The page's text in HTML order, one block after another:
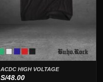
ACDC HIGH VOLTAGE
S/48.00